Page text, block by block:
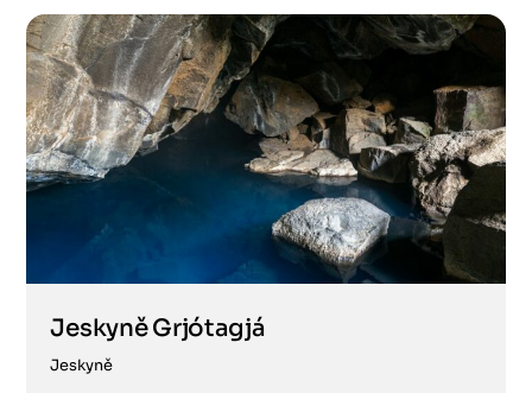
Jeskyně Grjótagjá
Jeskyně